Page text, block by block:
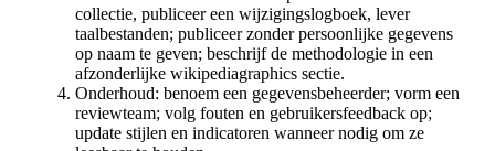
collectie, publiceer een wijzigingslogboek, lever
taalbestanden; publiceer zonder persoonlijke gegevens
op naam te geven; beschrijf de methodologie in een
afzonderlijke wikipediagraphics sectie.
Onderhoud: benoem een gegevensbeheerder; vorm een
reviewteam; volg fouten en gebruikersfeedback op;
update stijlen en indicatoren wanneer nodig om ze